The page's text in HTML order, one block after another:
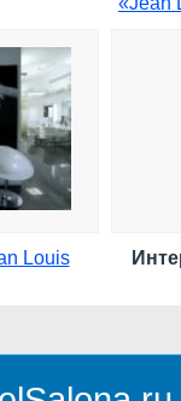
Louis